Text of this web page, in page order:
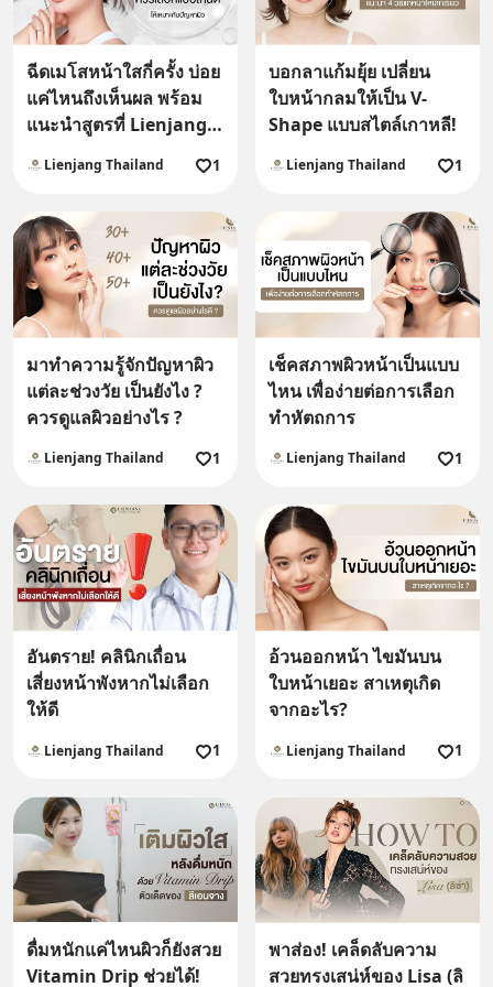
ฉีดเมโสหน้าใสกี่ครั้ง บ่อย
แค่ไหนถึงเห็นผล พร้อม
แนะนำสูตรที่ Lienjang
Lienjang Thailand 1
บอกลาแก้มยุ้ย เปลี่ยน
ใบหน้ากลมให้เป็น V-
Shape แบบสไตล์เกาหลี!
Lienjang Thailand 1
มาทำความรู้จักปัญหาผิว
แต่ละช่วงวัย เป็นยังไง ?
ควรดูแลผิวอย่างไร ?
Lienjang Thailand 1
เช็คสภาพผิวหน้าเป็นแบบ
ไหน เพื่อง่ายต่อการเลือก
ทำหัตถการ
Lienjang Thailand 1
อันตราย! คลินิกเถื่อน
เสี่ยงหน้าพังหากไม่เลือก
ให้ดี
Lienjang Thailand 1
อ้วนออกหน้า ไขมันบน
ใบหน้าเยอะ สาเหตุเกิด
จากอะไร?
Lienjang Thailand 1
ดื่มหนักแค่ไหนผิวก็ยังสวย
Vitamin Drip ช่วยได้!
พาส่อง! เคล็ดลับความ
สวยทรงเสน่ห์ของ Lisa (ลิ